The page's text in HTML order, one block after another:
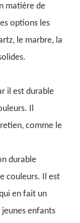
matière de
options les
le marbre, la
il est durable
Il
comme le
durable
couleurs. Il est
en fait un
enfants